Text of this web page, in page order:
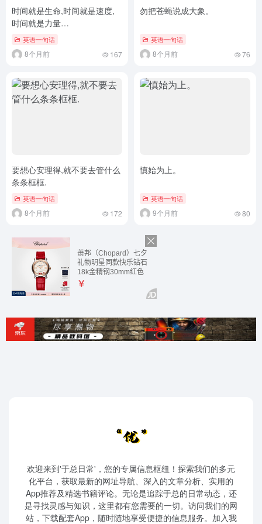
时间就是生命,时间就是速度,
时间就是力量…
英语一句话
8个月前 167
勿把苍蝇说成大象。
英语一句话
8个月前 76
要想心安理得,就不要去管什么
条条框框.
英语一句话
8个月前 172
慎始为上。
英语一句话
9个月前 80
欢迎来到'于总日常'，您的专属信息枢纽！探索我们的多元
化平台，获取最新的网址导航、深入的文章分析、实用的
App推荐及精选书籍评论。无论是追踪于总的日常动态，还
是寻找灵感与知识，这里都有您需要的一切。访问我们的网
站，下载配套App，随时随地享受便捷的信息服务。加入我